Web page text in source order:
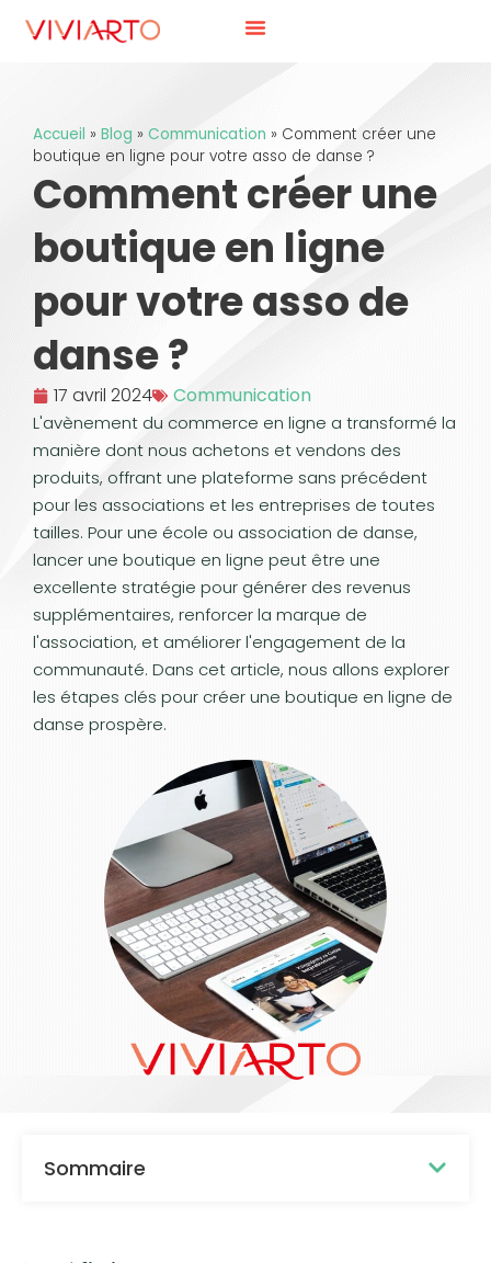
Accueil » Blog » Communication » Comment créer une
boutique en ligne pour votre asso de danse ?
Comment créer une
boutique en ligne
pour votre asso de
danse ?
17 avril 2024 Communication
L'avènement du commerce en ligne a transformé la
manière dont nous achetons et vendons des
produits, offrant une plateforme sans précédent
pour les associations et les entreprises de toutes
tailles. Pour une école ou association de danse,
lancer une boutique en ligne peut être une
excellente stratégie pour générer des revenus
supplémentaires, renforcer la marque de
l'association, et améliorer l'engagement de la
communauté. Dans cet article, nous allons explorer
les étapes clés pour créer une boutique en ligne de
danse prospère.
Sommaire